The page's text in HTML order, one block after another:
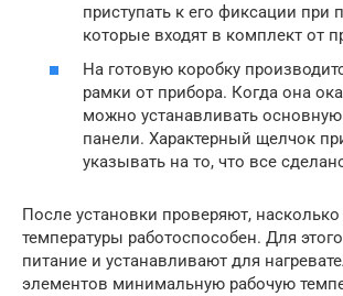
приступать к его фиксации при
которые входят в комплект от
На готовую коробку
рамки от прибора. Когда она
можно устанавливать
панели. Характерный щелчок
указывать на то, что все
После установки проверяют, насколько
температуры работоспособен. Для
питание и устанавливают для
элементов минимальную рабочую